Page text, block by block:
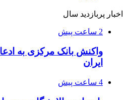
اخبار پربازدید سال
2 ساعت پیش
واکنش بانک مرکزی به
ایران
4 ساعت پیش